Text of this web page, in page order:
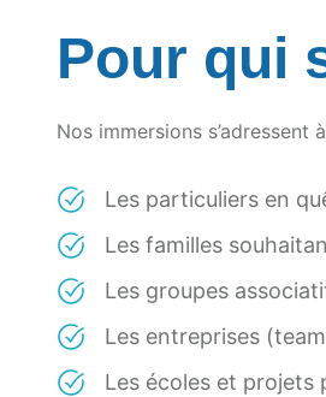
Pour qui
Nos immersions s’adressent
Les particuliers en
Les familles
Les groupes
Les entreprises
Les écoles et projets